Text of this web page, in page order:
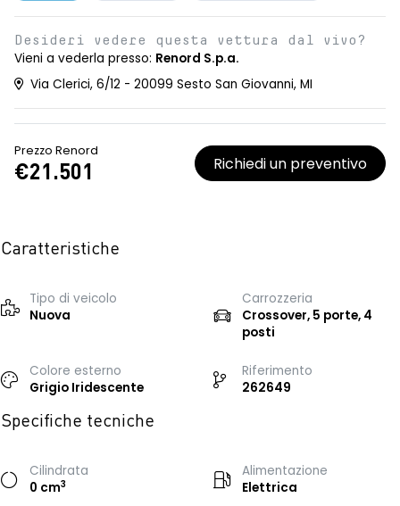
Desideri vedere questa vettura dal vivo?
Vieni a vederla presso: Renord S.p.a.
Via Clerici, 6/12 - 20099 Sesto San Giovanni, MI
Prezzo Renord
€21.501 Richiedi un preventivo
Caratteristiche
Tipo di veicolo
Nuova
Carrozzeria
Crossover, 5 porte, 4
posti
Colore esterno
Grigio Iridescente
Riferimento
262649
Specifiche tecniche
Cilindrata
0 cm3
Alimentazione
Elettrica